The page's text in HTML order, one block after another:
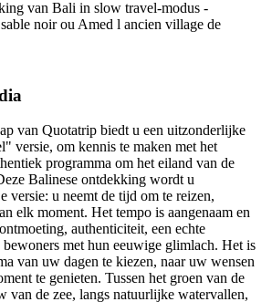
van Quotatrip biedt u een uitzonderlijke
versie, om kennis te maken met het
programma om het eiland van de
Balinese ontdekking wordt u
versie: u neemt de tijd om te reizen,
elk moment. Het tempo is aangenaam en
authenticiteit, een echte
met hun eeuwige glimlach. Het is
van uw dagen te kiezen, naar uw wensen
te genieten. Tussen het groen van de
van de zee, langs natuurlijke watervallen,